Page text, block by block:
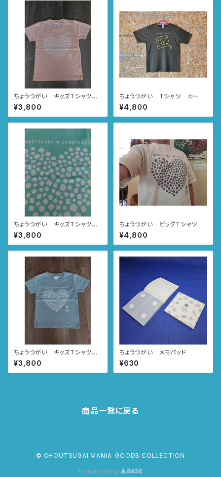
ちょうつがい キッズTシャツ
アプリコット CHOUTSU-GU
Y♥CHOUTSU-GIRL
¥3,800
ちょうつがい Tシャツ カー
キ CHOUTSU-GUY♥CHO
UTSU-GIRL
¥4,800
ちょうつがい キッズTシャツ
ミントグリーン CHOUTSU-G
UY♥CHOUTSU-GIRL
¥3,800
ちょうつがい ビッグTシャツ
ベージュ CHOUTSU-GUY
♥CHOUTSU-GIRL
¥4,800
ちょうつがい キッズTシャツ
アシットブルー CHOUTSU-G
UY♥CHOUTSU-GIRL
¥3,800
ちょうつがい メモパッド
¥630
商品一覧に戻る
© CHOUTSUGAI MANIA-GOODS COLLECTION
Powered by